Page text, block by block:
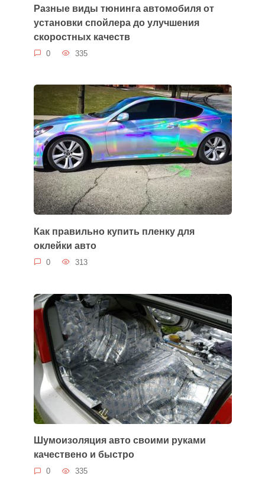
Разные виды тюнинга автомобиля от
установки спойлера до улучшения
скоростных качеств
0 335
Как правильно купить пленку для
оклейки авто
0 313
Шумоизоляция авто своими руками
качествено и быстро
0 335